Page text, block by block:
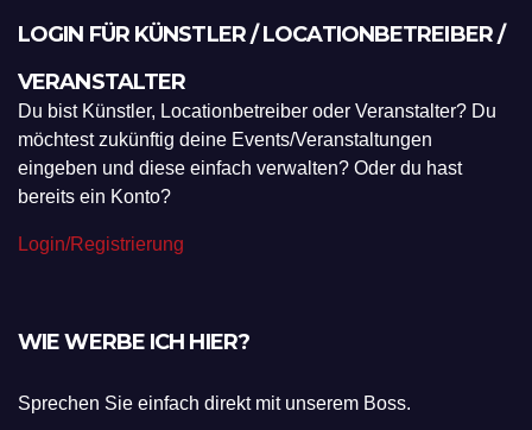
LOGIN FÜR KÜNSTLER / LOCATIONBETREIBER /
VERANSTALTER
Du bist Künstler, Locationbetreiber oder Veranstalter? Du
möchtest zukünftig deine Events/Veranstaltungen
eingeben und diese einfach verwalten? Oder du hast
bereits ein Konto?
Login/Registrierung
WIE WERBE ICH HIER?
Sprechen Sie einfach direkt mit unserem Boss.